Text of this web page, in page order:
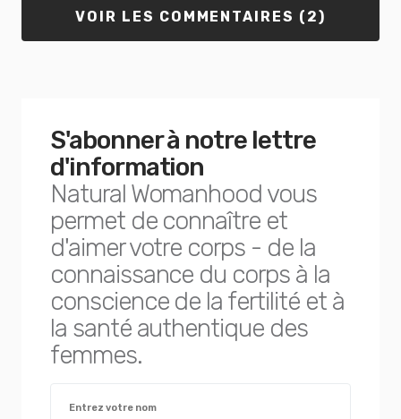
VOIR LES COMMENTAIRES (2)
S'abonner à notre lettre
d'information
Natural Womanhood vous
permet de connaître et
d'aimer votre corps - de la
connaissance du corps à la
conscience de la fertilité et à
la santé authentique des
femmes.